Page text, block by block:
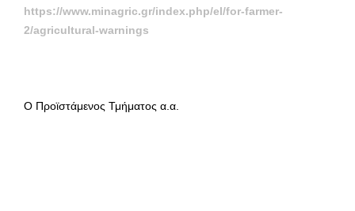
https://www.minagric.gr/index.php/el/for-farmer-
2/agricultural-warnings
Ο Προϊστάμενος Τμήματος α.α.